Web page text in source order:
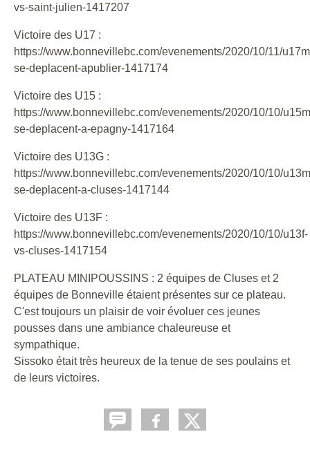
vs-saint-julien-1417207
Victoire des U17 :
https://www.bonnevillebc.com/evenements/2020/10/11/
se-deplacent-apublier-1417174
Victoire des U15 :
https://www.bonnevillebc.com/evenements/2020/10/10/
se-deplacent-a-epagny-1417164
Victoire des U13G :
https://www.bonnevillebc.com/evenements/2020/10/10/
se-deplacent-a-cluses-1417144
Victoire des U13F :
https://www.bonnevillebc.com/evenements/2020/10/10/u13f-
vs-cluses-1417154
PLATEAU MINIPOUSSINS : 2 équipes de Cluses et 2
équipes de Bonneville étaient présentes sur ce plateau.
C'est toujours un plaisir de voir évoluer ces jeunes
pousses dans une ambiance chaleureuse et
sympathique.
Sissoko était très heureux de la tenue de ses poulains et
de leurs victoires.